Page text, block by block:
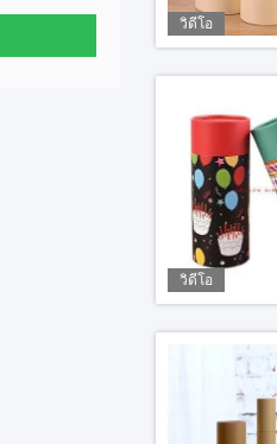
วิดีโอ
วิดีโอ